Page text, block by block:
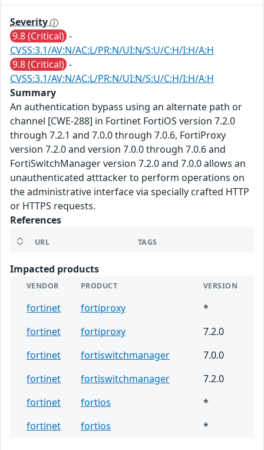
Severity
9.8 (Critical) -
CVSS:3.1/AV:N/AC:L/PR:N/UI:N/S:U/C:H/I:H/A:H
9.8 (Critical) -
CVSS:3.1/AV:N/AC:L/PR:N/UI:N/S:U/C:H/I:H/A:H
Summary
An authentication bypass using an alternate path or
channel [CWE-288] in Fortinet FortiOS version 7.2.0
through 7.2.1 and 7.0.0 through 7.0.6, FortiProxy
version 7.2.0 and version 7.0.0 through 7.0.6 and
FortiSwitchManager version 7.2.0 and 7.0.0 allows an
unauthenticated atttacker to perform operations on
the administrative interface via specially crafted HTTP
or HTTPS requests.
References
URL TAGS
Impacted products
VENDOR PRODUCT VERSION
fortinet fortiproxy
*
fortinet
fortiproxy
7.2.0
fortinet
fortiswitchmanager
7.0.0
fortinet
fortiswitchmanager
7.2.0
fortinet
fortios
*
fortinet
fortios *